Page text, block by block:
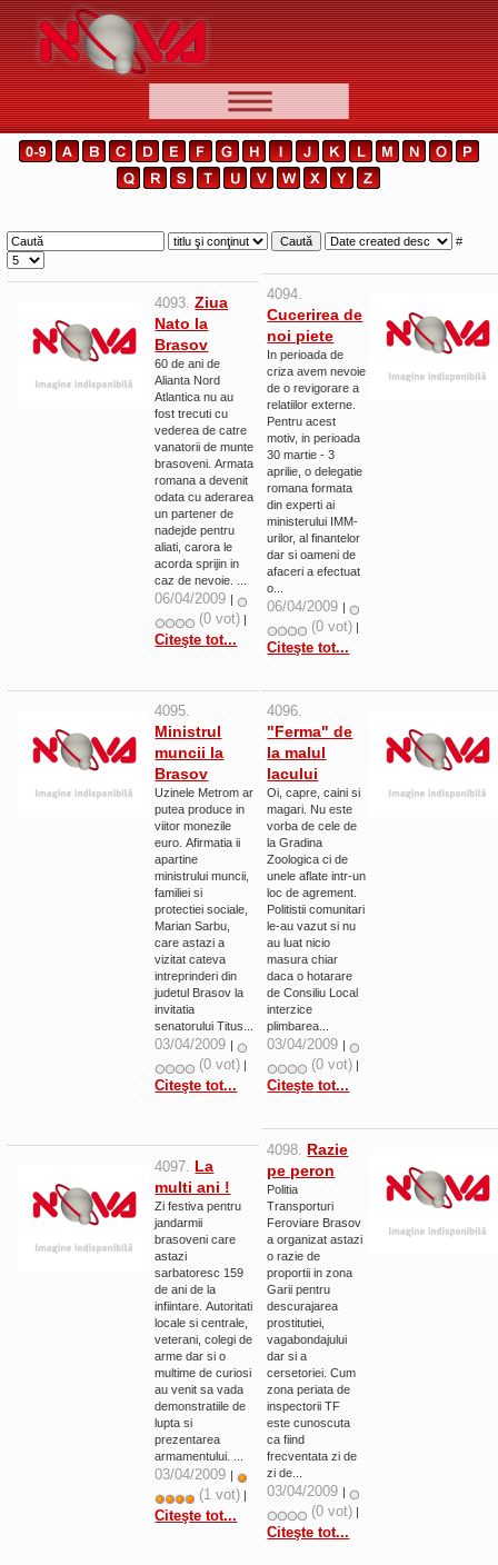
📰 Ştiri
Ştirile Nova TV
Punct şi de la capăt
Faţă în faţă
Punctul pe I
Zona Neutră
Contact
#
4093.Ziua
Nato la
Brasov
60 de ani de
Alianta Nord
Atlantica nu au
fost trecuti cu
vederea de catre
vanatorii de munte
brasoveni. Armata
romana a devenit
odata cu aderarea
un partener de
nadejde pentru
aliati, carora le
acorda sprijin in
06/04/2009 |
(0 vot)
Citeşte tot...
4094.
Cucerirea de
noi piete
In perioada de
criza avem nevoie
de o revigorare a
relatiilor externe.
Pentru acest
motiv, in perioada
30 martie - 3
aprilie, o delegatie
romana formata
din experti ai
ministerului IMM-
urilor, al finantelor
dar si oameni de
afaceri a efectuat
o...
06/04/2009 |
(0 vot)
Citeşte tot...
4095.
Ministrul
muncii la
Brasov
Uzinele Metrom ar
putea produce in
viitor monezile
euro. Afirmatia ii
apartine
ministrului muncii,
familiei si
protectiei sociale,
Marian Sarbu,
care astazi a
vizitat cateva
intreprinderi din
judetul Brasov la
invitatia
senatorului Titus...
03/04/2009 |
(0 vot)
Citeşte tot...
4096.
"Ferma" de
la malul
lacului
Oi, capre, caini si
magari. Nu este
vorba de cele de
la Gradina
Zoologica ci de
unele aflate intr-un
loc de agrement.
Politistii comunitari
le-au vazut si nu
au luat nicio
masura chiar
daca o hotarare
de Consiliu Local
interzice
plimbarea...
03/04/2009 |
(0 vot)
Citeşte tot...
4097.La
multi ani !
Zi festiva pentru
jandarmii
brasoveni care
astazi
sarbatoresc 159
de ani de la
infiintare. Autoritati
locale si centrale,
veterani, colegi de
arme dar si o
multime de curiosi
au venit sa vada
demonstratiile de
lupta si
prezentarea
armamentului. ...
03/04/2009 |
(1 vot)
Citeşte tot...
4098.Razie
pe peron
Politia
Transporturi
Feroviare Brasov
a organizat astazi
o razie de
proportii in zona
Garii pentru
descurajarea
prostitutiei,
vagabondajului
dar si a
cersetoriei. Cum
zona periata de
inspectorii TF
este cunoscuta
ca fiind
frecventata zi de
zi de...
03/04/2009 |
(0 vot)
Citeşte tot...